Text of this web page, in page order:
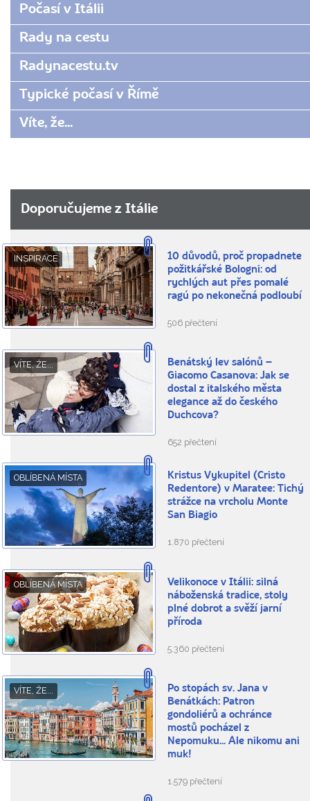
Počasí v Itálii
Rady na cestu
Radynacestu.tv
Typické počasí v Římě
Víte, že...
Doporučujeme z Itálie
INSPIRACE
10 důvodů, proč propadnete
požitkářské Bologni: od
rychlých aut přes pomalé
ragú po nekonečná podloubí
506 přečtení
VÍTE, ŽE...
Benátský lev salónů –
Giacomo Casanova: Jak se
dostal z italského města
elegance až do českého
Duchcova?
652 přečtení
OBLÍBENÁ MÍSTA
Kristus Vykupitel (Cristo
Redentore) v Maratee: Tichý
strážce na vrcholu Monte
San Biagio
1.870 přečtení
OBLÍBENÁ MÍSTA
Velikonoce v Itálii: silná
náboženská tradice, stoly
plné dobrot a svěží jarní
příroda
5.360 přečtení
VÍTE, ŽE...
Po stopách sv. Jana v
Benátkách: Patron
gondoliérů a ochránce
mostů pocházel z
Nepomuku... Ale nikomu ani
muk!
1.579 přečtení